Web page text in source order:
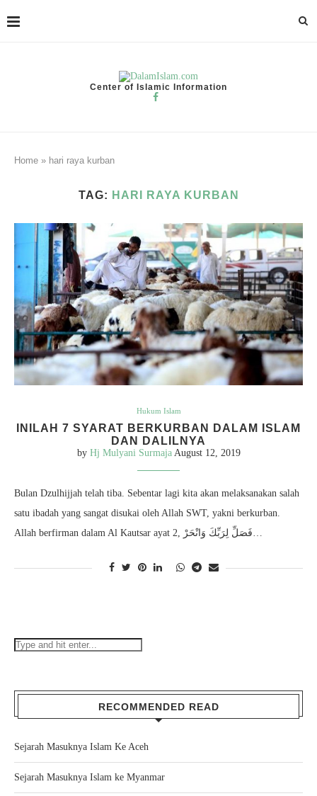
Center of Islamic Information
Home » hari raya kurban
TAG: HARI RAYA KURBAN
Hukum Islam
INILAH 7 SYARAT BERKURBAN DALAM ISLAM
DAN DALILNYA
by Hj Mulyani Surmaja August 12, 2019
Bulan Dzulhijjah telah tiba. Sebentar lagi kita akan melaksanakan salah
satu ibadah yang sangat disukai oleh Allah SWT, yakni berkurban.
Allah berfirman dalam Al Kautsar ayat 2, فَصَلِّ لِرَبِّكَ وَانْحَرْ…
RECOMMENDED READ
Sejarah Masuknya Islam Ke Aceh
Sejarah Masuknya Islam ke Myanmar